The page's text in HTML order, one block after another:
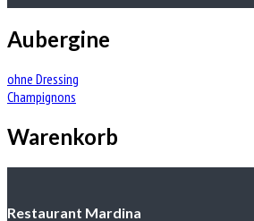
Aubergine
Beitrags-
Navigation
ohne Dressing
Champignons
Warenkorb
Restaurant Mardina